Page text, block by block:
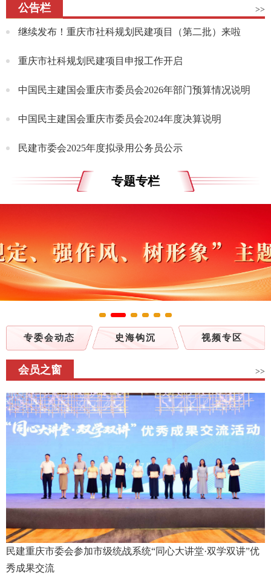
公告栏 >>
继续发布！重庆市社科规划民建项目（第二批）来啦
重庆市社科规划民建项目申报工作开启
中国民主建国会重庆市委员会2026年部门预算情况说明
中国民主建国会重庆市委员会2024年度决算说明
民建市委会2025年度拟录用公务员公示
专题专栏
专委会动态 史海钩沉 视频专区
会员之窗 >>
民建重庆市委会参加市级统战系统“同心大讲堂·双学双讲”优
秀成果交流